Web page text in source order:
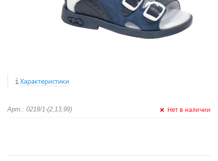
Характеристики
Арт.: 0218/1-(2,13,99) Нет в наличии